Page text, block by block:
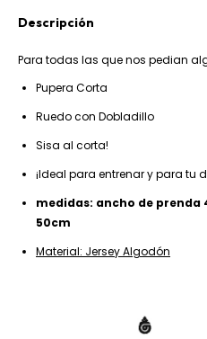
Descripción
Para todas las que nos pedian algo
Pupera Corta
Ruedo con Dobladillo
Sisa al corta!
¡Ideal para entrenar y para tu
medidas: ancho de
50cm
Material: Jersey Algodón